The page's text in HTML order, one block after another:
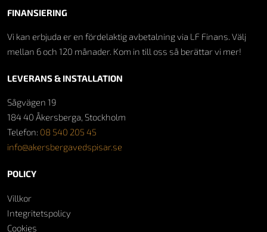
FINANSIERING
Vi kan erbjuda er en fördelaktig avbetalning via LF Finans. Välj
mellan 6 och 120 månader. Kom in till oss så berättar vi mer!
LEVERANS & INSTALLATION
Sågvägen 19
184 40 Åkersberga, Stockholm
Telefon: 08 540 205 45
info@akersbergavedspisar.se
POLICY
Villkor
Integritetspolicy
Cookies